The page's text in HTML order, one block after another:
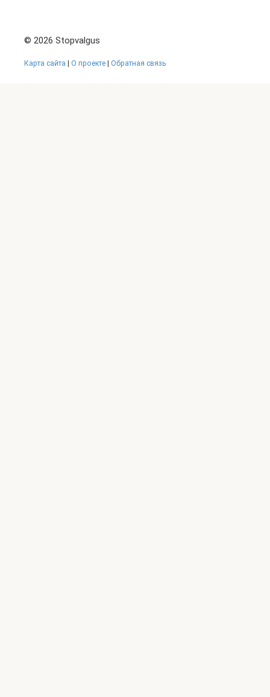
© 2026 Stopvalgus
Карта сайта | О проекте | Обратная связь